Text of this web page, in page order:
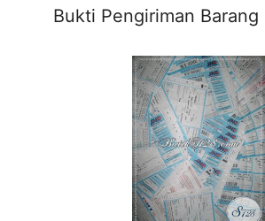
Bukti Pengiriman Barang